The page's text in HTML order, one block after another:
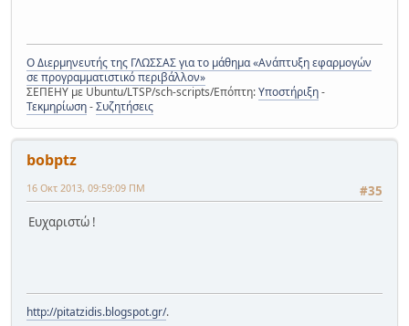
Ο Διερμηνευτής της ΓΛΩΣΣΑΣ για το μάθημα «Ανάπτυξη εφαρμογών
σε προγραμματιστικό περιβάλλον»
ΣΕΠΕΗΥ με Ubuntu/LTSP/sch-scripts/Επόπτη:Υποστήριξη-
Τεκμηρίωση-Συζητήσεις
bobptz
#35
16 Οκτ 2013, 09:59:09 ΠΜ
Ευχαριστώ !
http://pitatzidis.blogspot.gr/.